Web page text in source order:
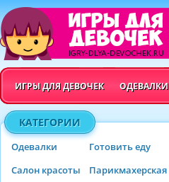
ИГРЫ ДЛЯ ДЕВОЧЕК ОДЕВАЛКИ
КАТЕГОРИИ
Одевалки
Готовить еду
Салон красоты
Парикмахерская